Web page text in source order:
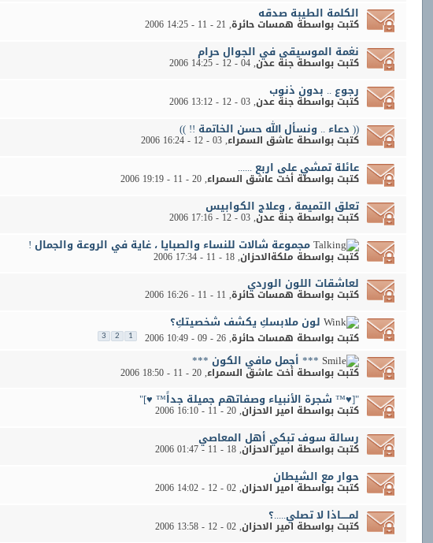
الكلمة الطيبة صدقه
كتبت بواسطة همسات حائرة‏, 21 - 11 - 2006 14:25
نغمة الموسيقى في الجوال حرام
كتبت بواسطةجنة عدن‏, 04 - 12 - 2006 14:25
رجوع .. بدون ذنوب
كتبت بواسطةجنة عدن‏, 03 - 12 - 2006 13:12
(( دعاء .. ونسأل الله حسن الخاتمة !! ))
كتبت بواسطةعاشق السمراء‏, 03 - 12 - 2006 16:24
عائلة تمشي على اربع ......
كتبت بواسطةأخت عاشق السمراء‏, 20 - 11 - 2006 19:19
تعلق التميمة ، وعلاج الكوابيس
كتبت بواسطةجنة عدن‏, 03 - 12 - 2006 17:16
مجموعة شالات للنساء والصبايا ، غاية في الروعة والجمال !
كتبت بواسطة ملكةالاحزان‏, 18 - 11 - 2006 17:34
لعاشقات اللون الوردي
كتبت بواسطةهمسات حائرة‏, 11 - 11 - 2006 16:26
لون ملابسكِ يكشف شخصيتكِ؟
كتبت بواسطة همسات حائرة‏, 26 - 09 - 2006 10:49
1
2
3
*** أجمل مافي الكون ***
كتبت بواسطةأخت عاشق السمراء‏, 20 - 11 - 2006 18:50
"[♥™ شجرة الأنبياء وصفاتهم جميلة جداً™ ♥]"
كتبت بواسطة امير الاحزان‏, 20 - 11 - 2006 16:10
رسالة سوف تبكي أهل المعاصي
كتبت بواسطة امير الاحزان‏, 18 - 11 - 2006 01:47
حوار مع الشيطان
كتبت بواسطةامير الاحزان‏, 02 - 12 - 2006 14:02
لمـــــاذا لا تصلي.....؟
كتبت بواسطةامير الاحزان‏, 02 - 12 - 2006 13:58